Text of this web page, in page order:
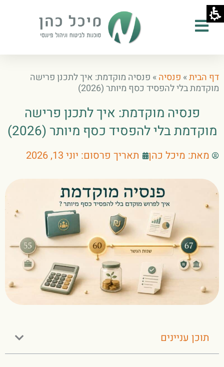
דילוג
לתוכן
דף הבית» פנסיה» פנסיה מוקדמת: איך לתכנן פרישה
מוקדמת בלי להפסיד כסף מיותר (2026)
פנסיה מוקדמת: איך לתכנן פרישה
מוקדמת בלי להפסיד כסף מיותר (2026)
מאת: מיכל כהן תאריך פרסום: יוני 13, 2026
תוכן עניינים